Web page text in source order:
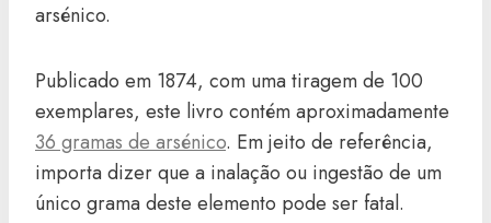
arsénico.
Publicado em 1874, com uma tiragem de 100
exemplares, este livro contém aproximadamente
36 gramas de arsénico. Em jeito de referência,
importa dizer que a inalação ou ingestão de um
único grama deste elemento pode ser fatal.